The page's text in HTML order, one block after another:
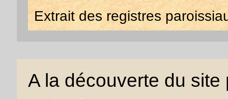
Extrait des registres
A la découverte du site